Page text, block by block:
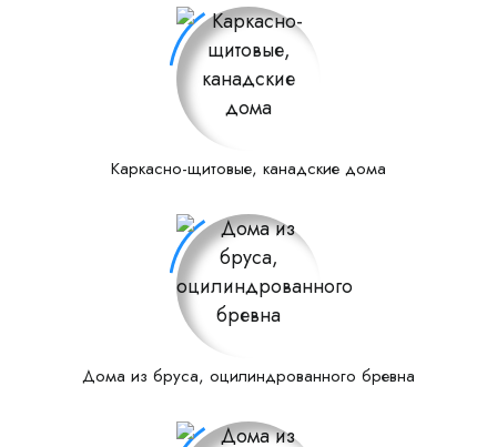
Каркасно-щитовые, канадские дома
Дома из бруса, оцилиндрованного бревна